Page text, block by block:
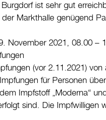
Burgdorf ist sehr gut
Markthalle genügend
November 2021, 08.00 –
(vor 2.11.2021)
für Personen
Impfstoff „Moderna“
sind. Die Impfwilligen